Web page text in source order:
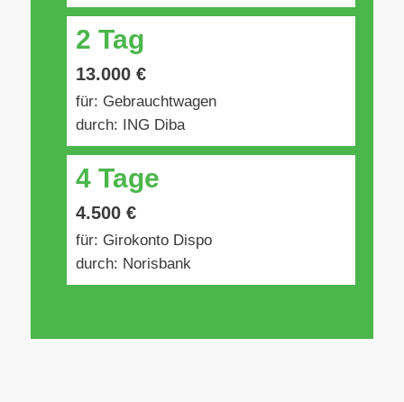
2 Tag
13.000 €
für: Gebrauchtwagen
durch: ING Diba
4 Tage
4.500 €
für: Girokonto Dispo
durch: Norisbank